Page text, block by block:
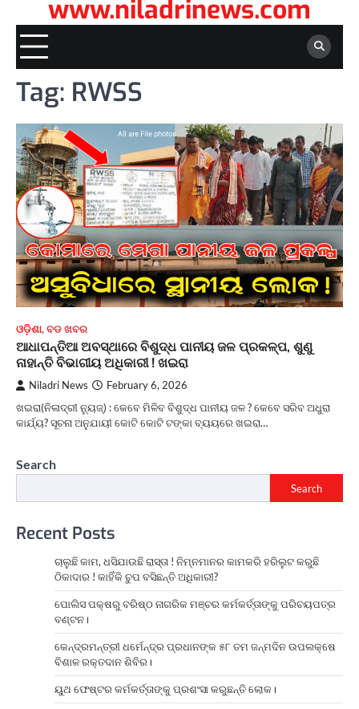
www.niladrinews.com
Tag: RWSS
ଓଡ଼ିଶା, ବଡ ଖବର
ଆଧାପନ୍ତିଆ ଅବସ୍ଥାରେ ବିଶୁଦ୍ଧ ପାନୀୟ ଜଳ ପ୍ରକଳ୍ପ, ଶୁଣୁ
ନାହାନ୍ତି ବିଭାଗୀୟ ଅଧିକାରୀ ! ଖଇରା
Niladri News February 6, 2026
ଖଇରା(ନିଳାଦ୍ରୀ ନ୍ୟୁଜ୍) : କେବେ ମିଳିବ ବିଶୁଦ୍ଧ ପାନୀୟ ଜଳ ? କେବେ ସରିବ ଅଧୁରା
କାର୍ଯ୍ୟ? ସୂଚନା ଅନୁଯାୟୀ କୋଟି କୋଟି ଟଙ୍କା ବ୍ୟୟରେ ଖଇରା…
Search
Search
Recent Posts
ଚାଲୁଛି କାମ, ଧସିଯାଉଛି ରାସ୍ତା ! ନିମ୍ନମାନର କାମକରି ହରିଲୁଟ କରୁଛି
ଠିକାଦାର ! କାହିଁକି ଚୁପ ବସିଛନ୍ତି ଅଧିକାରୀ?
ପୋଲିସ ପକ୍ଷରୁ ବରିଷ୍ଠ ନାଗରିକ ମଞ୍ଚର କର୍ମକର୍ତ୍ତାଙ୍କୁ ପରିଚୟପତ୍ର
ବଣ୍ଟନ।
କେନ୍ଦ୍ରମନ୍ତ୍ରୀ ଧର୍ମେନ୍ଦ୍ର ପ୍ରଧାନଙ୍କ ୫୮ ତମ ଜନ୍ମଦିନ ଉପଲକ୍ଷେ
ବିଶାଳ ରକ୍ତଦାନ ଶିବିର।
ୟୁଥ ଫେଷ୍ଟର କର୍ମକର୍ତ୍ତାଙ୍କୁ ପ୍ରଶଂସା କରୁଛନ୍ତି ଲୋକ।